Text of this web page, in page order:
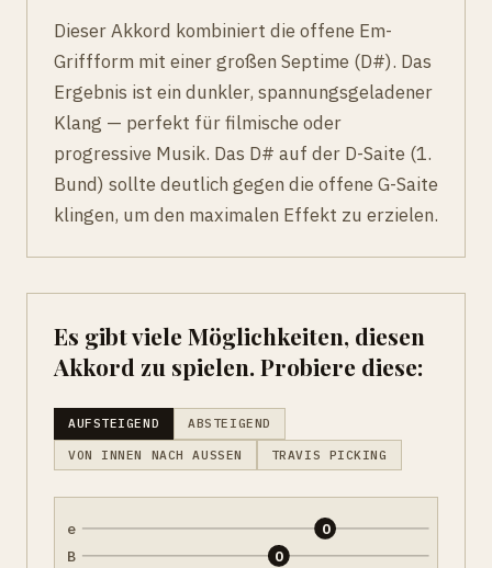
Dieser Akkord kombiniert die offene Em-
Griffform mit einer großen Septime (D#). Das
Ergebnis ist ein dunkler, spannungsgeladener
Klang — perfekt für filmische oder
progressive Musik. Das D# auf der D-Saite (1.
Bund) sollte deutlich gegen die offene G-Saite
klingen, um den maximalen Effekt zu erzielen.
Es gibt viele Möglichkeiten, diesen
Akkord zu spielen. Probiere diese:
AUFSTEIGEND ABSTEIGEND
VON INNEN NACH AUSSEN TRAVIS PICKING
e
B
0
0